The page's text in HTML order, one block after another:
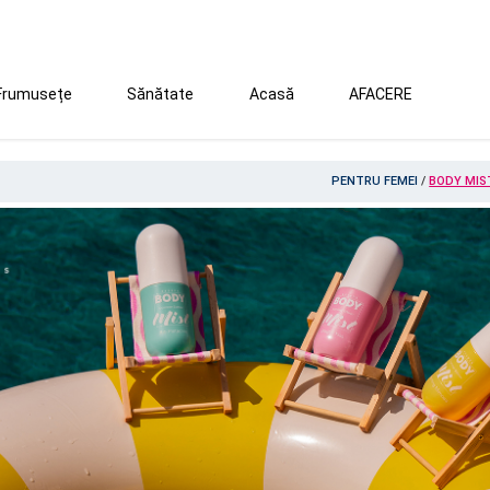
Sănătate Acasă AFACERE
PENTRU FEMEI /BODY